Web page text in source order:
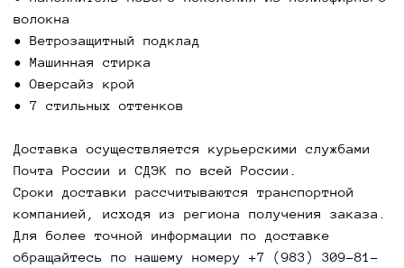
подтверждающие покупку в нашем магазине.
Вернуть покупку из розничного магазина вы
можете там же, по адресу - г. Новосибирск, ул.
приобретен через интернет - обратитесь к
менеджеру в социальной сети, в которой был
оформлен заказ.
Обмен и возврат возможен в течение 7 дней.
волокна
• Ветрозащитный подклад
• Машинная стирка
• Оверсайз крой
• 7 стильных оттенков
Доставка осуществляется курьерскими службами
Почта России и СДЭК по всей России.
Сроки доставки рассчитываются транспортной
компанией, исходя из региона получения заказа.
Для более точной информации по доставке
обращайтесь по нашему номеру +7 (983) 309-81-